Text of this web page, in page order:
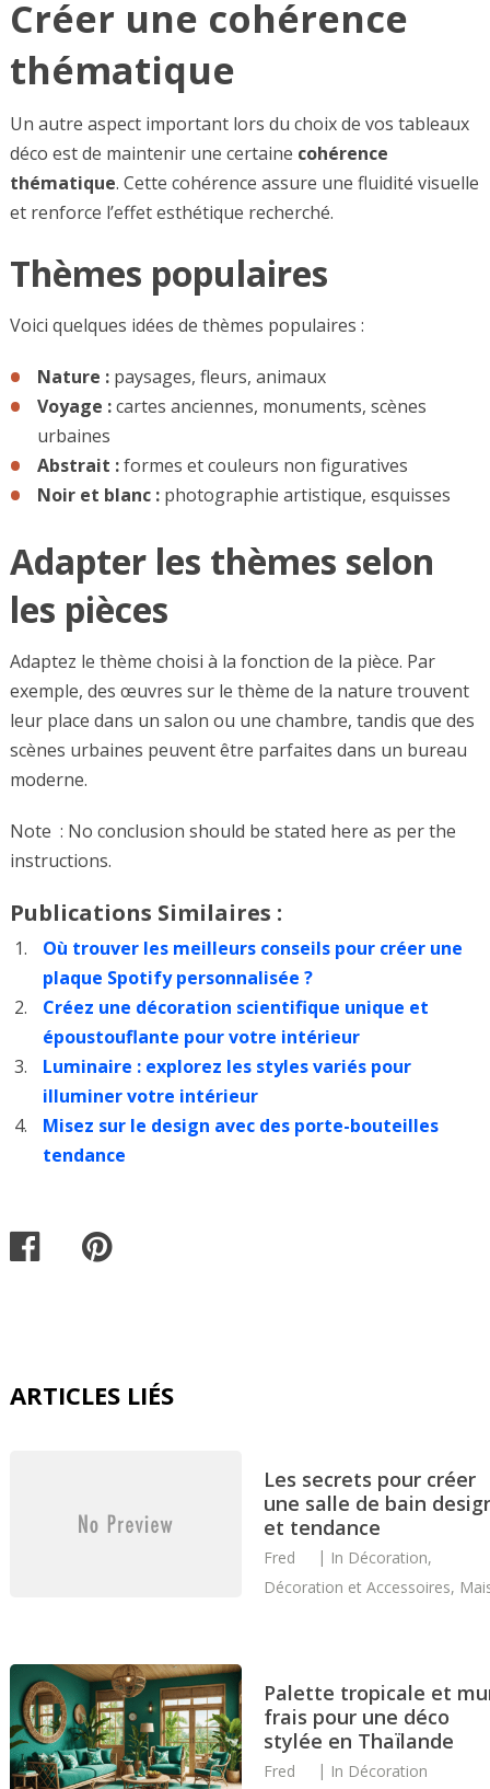
Créer une cohérence
thématique
Un autre aspect important lors du choix de vos tableaux
déco est de maintenir une certaine cohérence
thématique. Cette cohérence assure une fluidité visuelle
et renforce l’effet esthétique recherché.
Thèmes populaires
Voici quelques idées de thèmes populaires :
Nature :paysages, fleurs, animaux
Voyage :cartes anciennes, monuments, scènes
urbaines
Abstrait :formes et couleurs non figuratives
Noir et blanc :photographie artistique, esquisses
Adapter les thèmes selon
les pièces
Adaptez le thème choisi à la fonction de la pièce. Par
exemple, des œuvres sur le thème de la nature trouvent
leur place dans un salon ou une chambre, tandis que des
scènes urbaines peuvent être parfaites dans un bureau
moderne.
Note : No conclusion should be stated here as per the
instructions.
Publications Similaires :
Où trouver les meilleurs conseils pour créer une
plaque Spotify personnalisée ?
Créez une décoration scientifique unique et
époustouflante pour votre intérieur
Luminaire : explorez les styles variés pour
illuminer votre intérieur
Misez sur le design avec des porte-bouteilles
tendance
ARTICLES LIÉS
Les secrets pour créer
une salle de bain
et tendance
Fred In Décoration,
Décoration et Accessoires,
Palette tropicale et
frais pour une déco
stylée en Thaïlande
Fred In Décoration